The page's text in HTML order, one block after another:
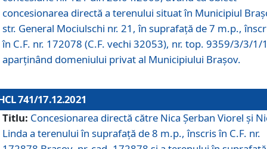
concesionarea directă a terenului situat în Municipiul
str. General Mociulschi nr. 21, în suprafață de 7 m.p.,
în C.F. nr. 172078 (C.F. vechi 32053), nr. top. 9359/3/3/1/
aparținând domeniului privat al Municipiului Brașov.
741/17.12.2021
Titlu: Concesionarea directă către Nica Șerban Viorel și
Linda a terenului în suprafață de 8 m.p., înscris în C.F. nr.